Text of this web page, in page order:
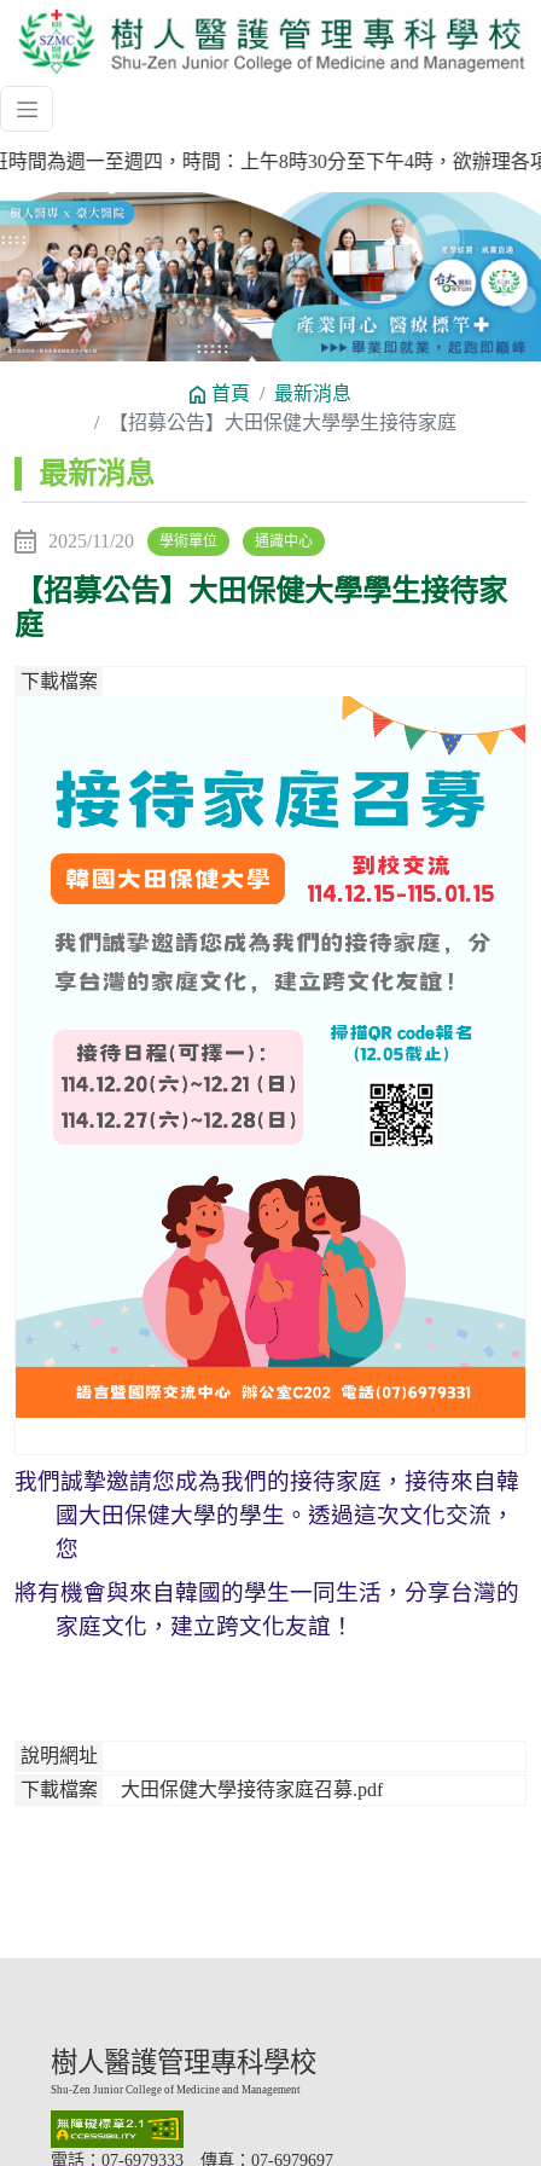
間為週一至週四，時間：上午8時30分至下午4時，欲辦理各
Previous Next
首頁
最新消息
【招募公告】大田保健大學學生接待家庭
最新消息
2025/11/20 學術單位 通識中心
【招募公告】大田保健大學學生接待家
庭
下載檔案
我們誠摯邀請您成為我們的接待家庭，接待來自韓
國大田保健大學的學生。透過這次文化交流，
您
將有機會與來自韓國的學生一同生活，分享台灣的
家庭文化，建立跨文化友誼！
說明網址
下載檔案
大田保健大學接待家庭召募.pdf
樹人醫護管理專科學校
Shu-Zen Junior College of Medicine and Management
電話：07-6979333 傳真：07-6979697